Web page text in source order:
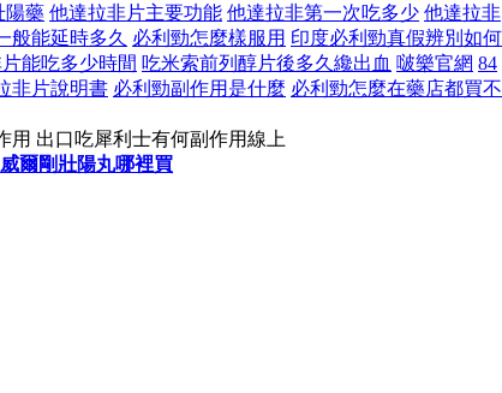
陽藥 他達拉非片主要功能 他達拉非第一次吃多少 他達拉非
般能延時多久 必利勁怎麼樣服用 印度必利勁真假辨別如何
能吃多少時間 吃米索前列醇片後多久纔出血 啵樂官網 84
非片說明書 必利勁副作用是什麼 必利勁怎麼在藥店都買不
用 出口吃犀利士有何副作用線上
威爾剛壯陽丸哪裡買